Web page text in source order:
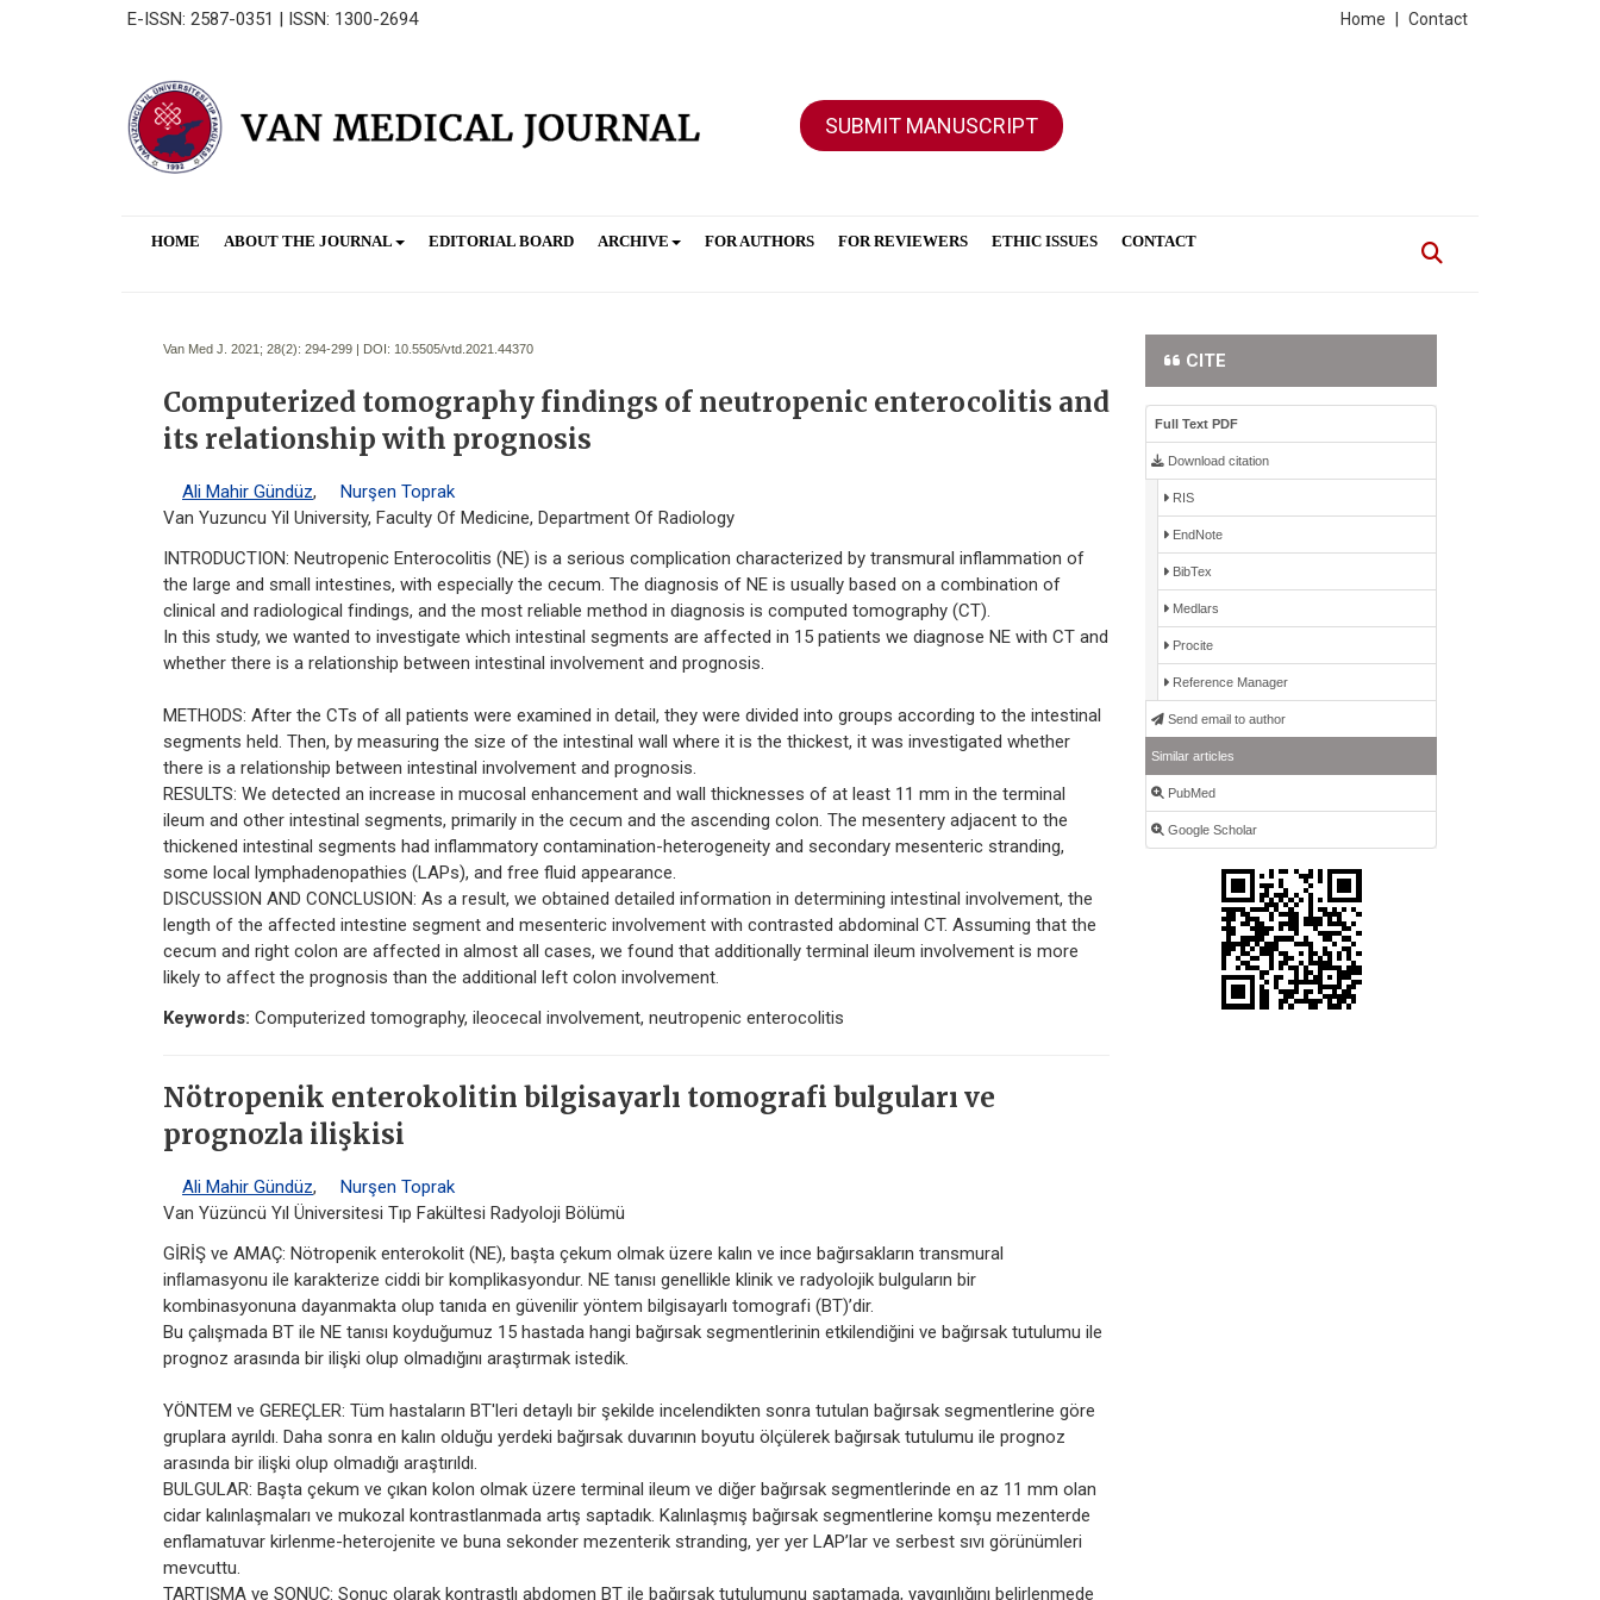
E-ISSN: 2587-0351 | ISSN: 1300-2694 Contact
Home
SUBMIT MANUSCRIPT
HOME ABOUT THE JOURNAL EDITORIAL BOARD ARCHIVE FOR AUTHORS FOR REVIEWERS ETHIC ISSUES CONTACT
Van Med J. 2021; 28(2): 294-299 | DOI: 10.5505/vtd.2021.44370
Computerized tomography findings of neutropenic enterocolitis and
its relationship with prognosis
Ali Mahir Gündüz,
Nurşen Toprak
Van Yuzuncu Yil University, Faculty Of Medicine, Department Of Radiology
INTRODUCTION: Neutropenic Enterocolitis (NE) is a serious complication characterized by transmural inflammation of
the large and small intestines, with especially the cecum. The diagnosis of NE is usually based on a combination of
clinical and radiological findings, and the most reliable method in diagnosis is computed tomography (CT).
In this study, we wanted to investigate which intestinal segments are affected in 15 patients we diagnose NE with CT and
whether there is a relationship between intestinal involvement and prognosis.
METHODS: After the CTs of all patients were examined in detail, they were divided into groups according to the intestinal
segments held. Then, by measuring the size of the intestinal wall where it is the thickest, it was investigated whether
there is a relationship between intestinal involvement and prognosis.
RESULTS: We detected an increase in mucosal enhancement and wall thicknesses of at least 11 mm in the terminal
ileum and other intestinal segments, primarily in the cecum and the ascending colon. The mesentery adjacent to the
thickened intestinal segments had inflammatory contamination-heterogeneity and secondary mesenteric stranding,
some local lymphadenopathies (LAPs), and free fluid appearance.
DISCUSSION AND CONCLUSION: As a result, we obtained detailed information in determining intestinal involvement, the
length of the affected intestine segment and mesenteric involvement with contrasted abdominal CT. Assuming that the
cecum and right colon are affected in almost all cases, we found that additionally terminal ileum involvement is more
likely to affect the prognosis than the additional left colon involvement.
Keywords: Computerized tomography, ileocecal involvement, neutropenic enterocolitis
Nötropenik enterokolitin bilgisayarlı tomografi bulguları ve
prognozla ilişkisi
Ali Mahir Gündüz,
Nurşen Toprak
Van Yüzüncü Yıl Üniversitesi Tıp Fakültesi Radyoloji Bölümü
GİRİŞ ve AMAÇ: Nötropenik enterokolit (NE), başta çekum olmak üzere kalın ve ince bağırsakların transmural
inﬂamasyonu ile karakterize ciddi bir komplikasyondur. NE tanısı genellikle klinik ve radyolojik bulguların bir
kombinasyonuna dayanmakta olup tanıda en güvenilir yöntem bilgisayarlı tomografi (BT)’dir.
Bu çalışmada BT ile NE tanısı koyduğumuz 15 hastada hangi bağırsak segmentlerinin etkilendiğini ve bağırsak tutulumu ile
prognoz arasında bir ilişki olup olmadığını araştırmak istedik.
YÖNTEM ve GEREÇLER: Tüm hastaların BT'leri detaylı bir şekilde incelendikten sonra tutulan bağırsak segmentlerine göre
gruplara ayrıldı. Daha sonra en kalın olduğu yerdeki bağırsak duvarının boyutu ölçülerek bağırsak tutulumu ile prognoz
arasında bir ilişki olup olmadığı araştırıldı.
BULGULAR: Başta çekum ve çıkan kolon olmak üzere terminal ileum ve diğer bağırsak segmentlerinde en az 11 mm olan
cidar kalınlaşmaları ve mukozal kontrastlanmada artış saptadık. Kalınlaşmış bağırsak segmentlerine komşu mezenterde
enflamatuvar kirlenme-heterojenite ve buna sekonder mezenterik stranding, yer yer LAP’lar ve serbest sıvı görünümleri
mevcuttu.
TARTIŞMA ve SONUÇ: Sonuç olarak kontrastlı abdomen BT ile bağırsak tutulumunu saptamada, yaygınlığını belirlenmede
CITE
Full Text PDF
Download citation
RIS
EndNote
BibTex
Medlars
Procite
Reference Manager
Send email to author
Similar articles
PubMed
Google Scholar